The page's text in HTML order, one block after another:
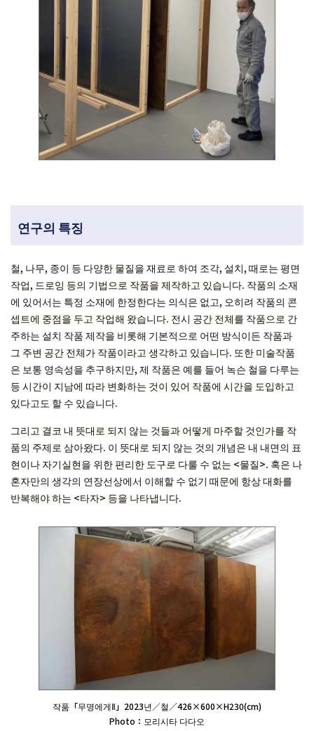
연구의 특징
철, 나무, 종이 등 다양한 물질을 재료로 하여 조각, 설치, 때로는 평면
작업, 드로잉 등의 기법으로 작품을 제작하고 있습니다. 작품의 소재
에 있어서는 특정 소재에 한정한다는 의식은 없고, 오히려 작품의 콘
셉트에 중점을 두고 작업해 왔습니다. 전시 공간 전체를 작품으로 간
주하는 설치 작품 제작을 비롯해 기본적으로 어떤 방식이든 작품과
그 주변 공간 전체가 작품이라고 생각하고 있습니다. 또한 미술작품
은 보통 영속성을 추구하지만, 제 작품은 예를 들어 녹슨 철을 다루는
등 시간이 지남에 따라 변화하는 것이 있어 작품에 시간을 도입하고
있다고도 할 수 있습니다.
그리고 결코 내 뜻대로 되지 않는 것들과 어떻게 마주할 것인가를 작
품의 주제로 삼아왔다. 이 뜻대로 되지 않는 것의 개념은 내 내면의 표
현이나 자기실현을 위한 편리한 도구로 다룰 수 없는 <물질>. 혹은 나
혼자만의 생각의 연장선상에서 이해할 수 없기 때문에 항상 대화를
반복해야 하는 <타자> 등을 나타냅니다.
작품「무명에게Ⅱ」2023년／철／426×600×H230(cm)
Photo：모리시타 다다오